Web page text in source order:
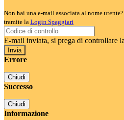
Non hai una e-mail associata al nome
tramite la Login Spaggiari
E-mail inviata, si prega di controllare
Errore
Chiudi
Successo
Chiudi
Informazione